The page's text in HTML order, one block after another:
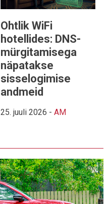
Ohtlik WiFi
hotellides: DNS-
mürgitamisega
näpatakse
sisselogimise
andmeid
25. juuli 2026 - AM